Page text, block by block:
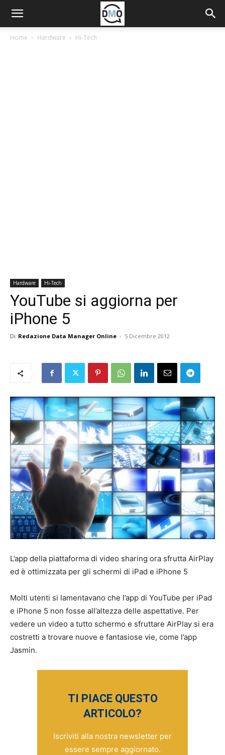
Home Hardware Hi-Tech
Hardware Hi-Tech
YouTube si aggiorna per
iPhone 5
Di Redazione Data Manager Online - 5 Dicembre 2012
L’app della piattaforma di video sharing ora sfrutta AirPlay
ed è ottimizzata per gli schermi di iPad e iPhone 5
Molti utenti si lamentavano che l’app di YouTube per iPad
e iPhone 5 non fosse all’altezza delle aspettative. Per
vedere un video a tutto schermo e sfruttare AirPlay si era
costretti a trovare nuove e fantasiose vie, come l’app
Jasmin.
TI PIACE QUESTO
ARTICOLO?
Iscriviti alla nostra newsletter per
essere sempre aggiornato.